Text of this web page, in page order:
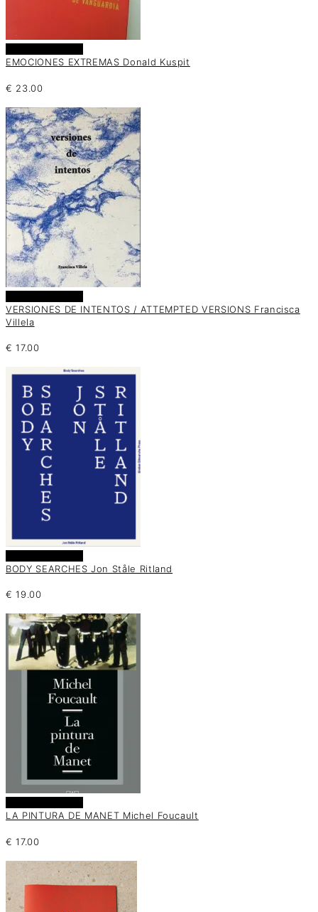
EMOCIONES EXTREMAS Donald Kuspit
€ 23.00
VERSIONES DE INTENTOS / ATTEMPTED VERSIONS Francisca
Villela
€ 17.00
BODY SEARCHES Jon Ståle Ritland
€ 19.00
LA PINTURA DE MANET Michel Foucault
€ 17.00